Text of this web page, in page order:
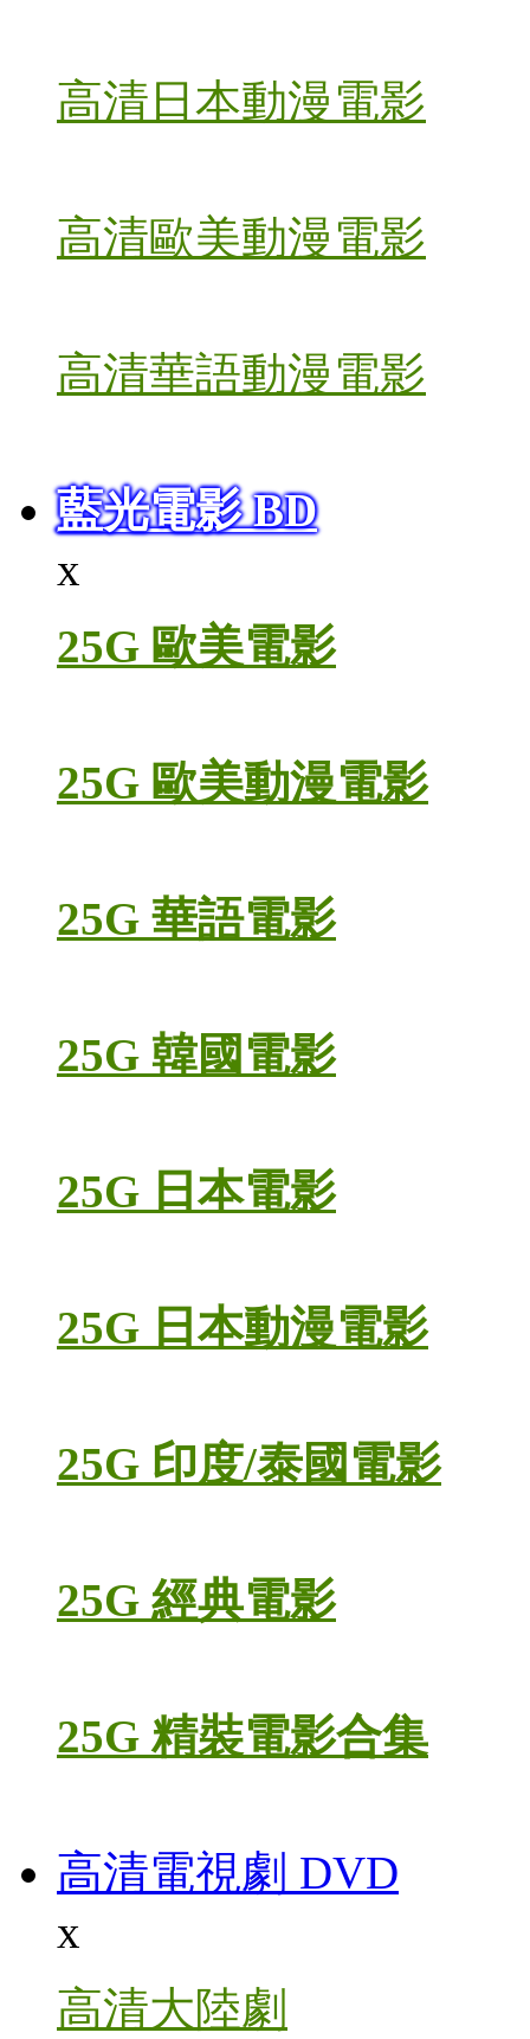
高清日本動漫電影
高清歐美動漫電影
高清華語動漫電影
藍光電影 BD
x
25G 歐美電影
25G 歐美動漫電影
25G 華語電影
25G 韓國電影
25G 日本電影
25G 日本動漫電影
25G 印度/泰國電影
25G 經典電影
25G 精裝電影合集
高清電視劇 DVD
x
高清大陸劇